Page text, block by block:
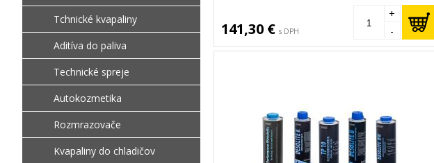
141,30 € s DPH
+
-
Tchnické kvapaliny
Aditíva do paliva
Technické spreje
Autokozmetika
Rozmrazovače
Kvapaliny do chladičov